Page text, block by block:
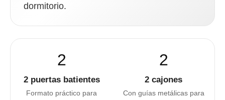
dormitorio.
2
2 puertas batientes
Formato práctico para
2
2 cajones
Con guías metálicas para